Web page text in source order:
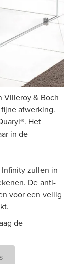
Villeroy & Boch
afwerking.
Het
in de
zullen in
De anti-
voor een veilig
de